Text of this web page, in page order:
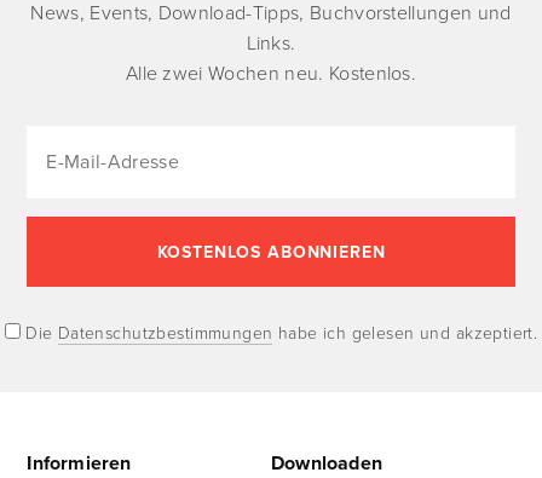
News, Events, Download-Tipps, Buchvorstellungen und
Links.
Alle zwei Wochen neu. Kostenlos.
Die Datenschutzbestimmungen habe ich gelesen und akzeptiert.
Informieren Downloaden